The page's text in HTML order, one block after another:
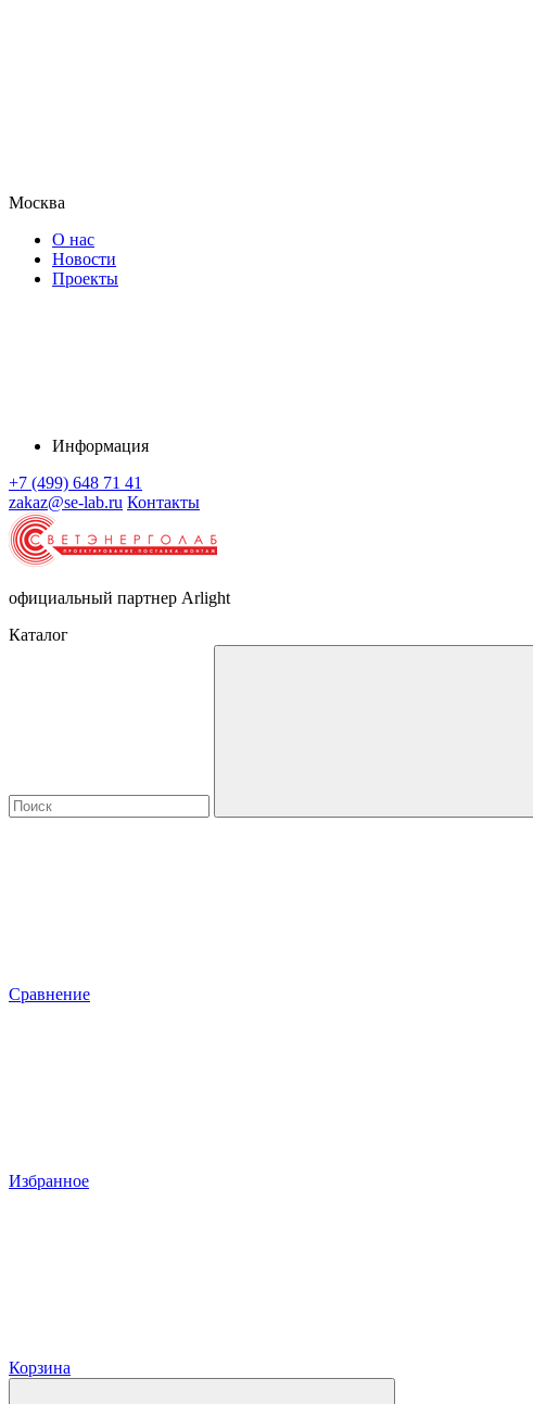
Москва
О нас
Новости
Проекты
Информация
+7 (499) 648 71 41
zakaz@se-lab.ru Контакты
официальный партнер Arlight
Каталог
Сравнение
Избранное
Корзина